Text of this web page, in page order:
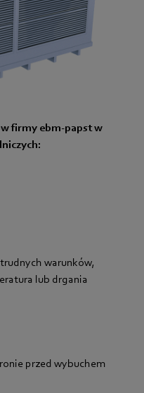
firmy ebm-papst w
warunków,
lub drgania
przed wybuchem